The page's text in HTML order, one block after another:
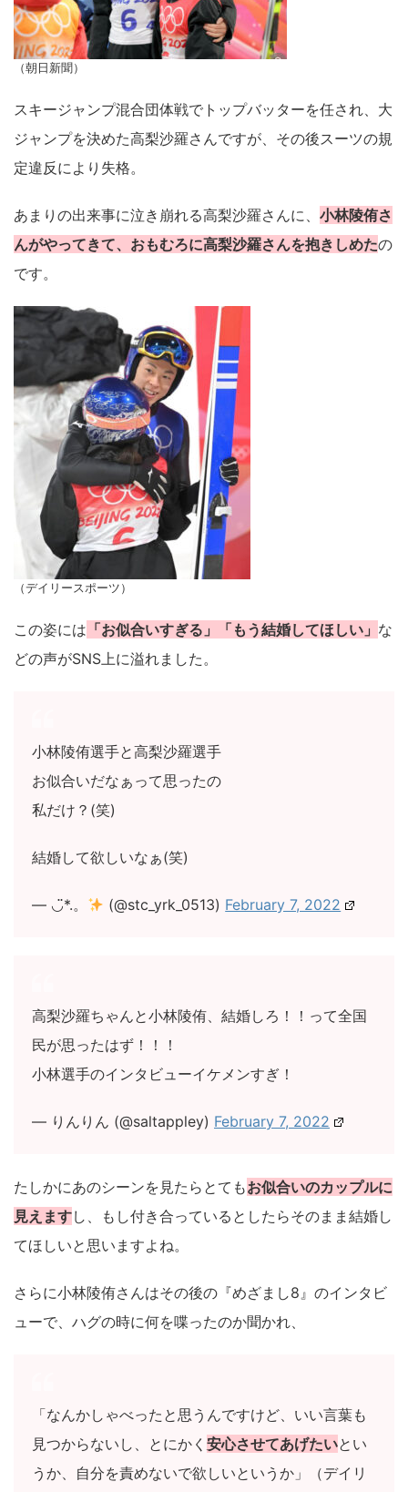
（朝日新聞）
スキージャンプ混合団体戦でトップバッターを任され、大
ジャンプを決めた高梨沙羅さんですが、その後スーツの規
定違反により失格。
あまりの出来事に泣き崩れる高梨沙羅さんに、 小林陵侑さ
んがやってきて、おもむろに高梨沙羅さんを抱きしめたの
です。
（デイリースポーツ）
この姿には 「お似合いすぎる」「もう結婚してほしい」 な
どの声がSNS上に溢れました。
小林陵侑選手と高梨沙羅選手
お似合いだなぁって思ったの
私だけ？(笑)
結婚して欲しいなぁ(笑)
— ◡̈*.。 (@stc_yrk_0513) February 7, 2022
高梨沙羅ちゃんと小林陵侑、結婚しろ！！って全国
民が思ったはず！！！
小林選手のインタビューイケメンすぎ！
— りんりん (@saltappley) February 7, 2022
たしかにあのシーンを見たらとてもお似合いのカップルに
見えますし、もし付き合っているとしたらそのまま結婚し
てほしいと思いますよね。
さらに小林陵侑さんはその後の『めざまし8』のインタビ
ューで、ハグの時に何を喋ったのか聞かれ、
「なんかしゃべったと思うんですけど、いい言葉も
見つからないし、とにかく 安心させてあげたいとい
うか、自分を責めないで欲しいというか」（デイリ